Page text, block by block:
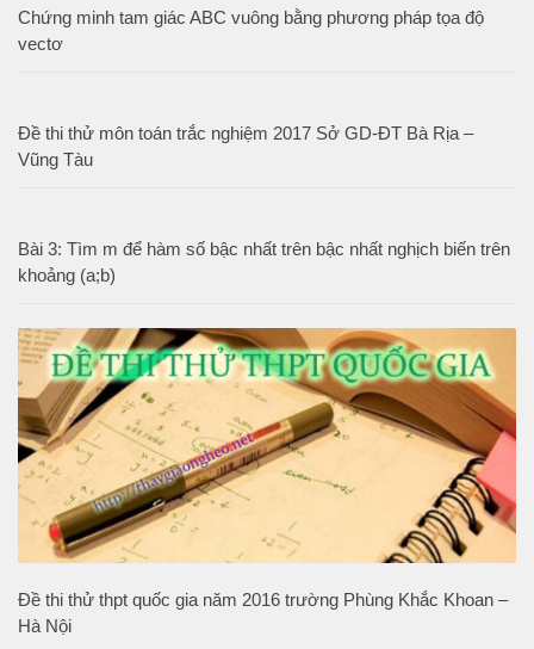
Chứng minh tam giác ABC vuông bằng phương pháp tọa độ
vectơ
Đề thi thử môn toán trắc nghiệm 2017 Sở GD-ĐT Bà Rịa –
Vũng Tàu
Bài 3: Tìm m để hàm số bậc nhất trên bậc nhất nghịch biến trên
khoảng (a;b)
Đề thi thử thpt quốc gia năm 2016 trường Phùng Khắc Khoan –
Hà Nội